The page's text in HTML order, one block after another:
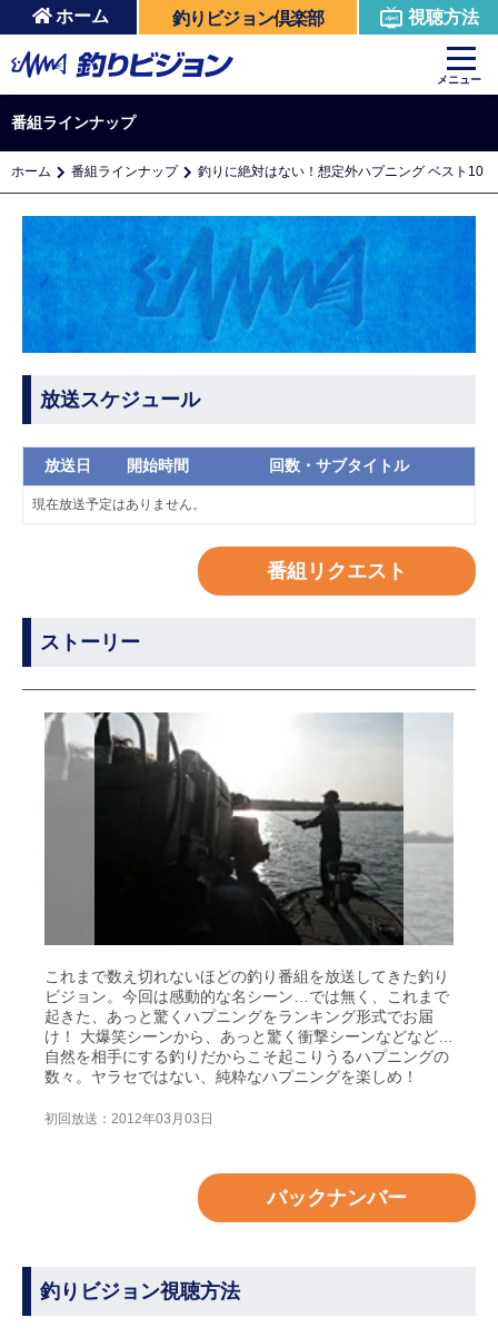
ホーム 釣りビジョン倶楽部 視聴方法
メニュー
番組ラインナップ
ホーム 番組ラインナップ 釣りに絶対はない！想定外ハプニング ベスト10
放送スケジュール
放送日 開始時間 回数・サブタイトル
現在放送予定はありません。
番組リクエスト
ストーリー
これまで数え切れないほどの釣り番組を放送してきた釣り
ビジョン。今回は感動的な名シーン…では無く、これまで
起きた、あっと驚くハプニングをランキング形式でお届
け！ 大爆笑シーンから、あっと驚く衝撃シーンなどなど…
自然を相手にする釣りだからこそ起こりうるハプニングの
数々。ヤラセではない、純粋なハプニングを楽しめ！
初回放送：2012年03月03日
バックナンバー
釣りビジョン視聴方法